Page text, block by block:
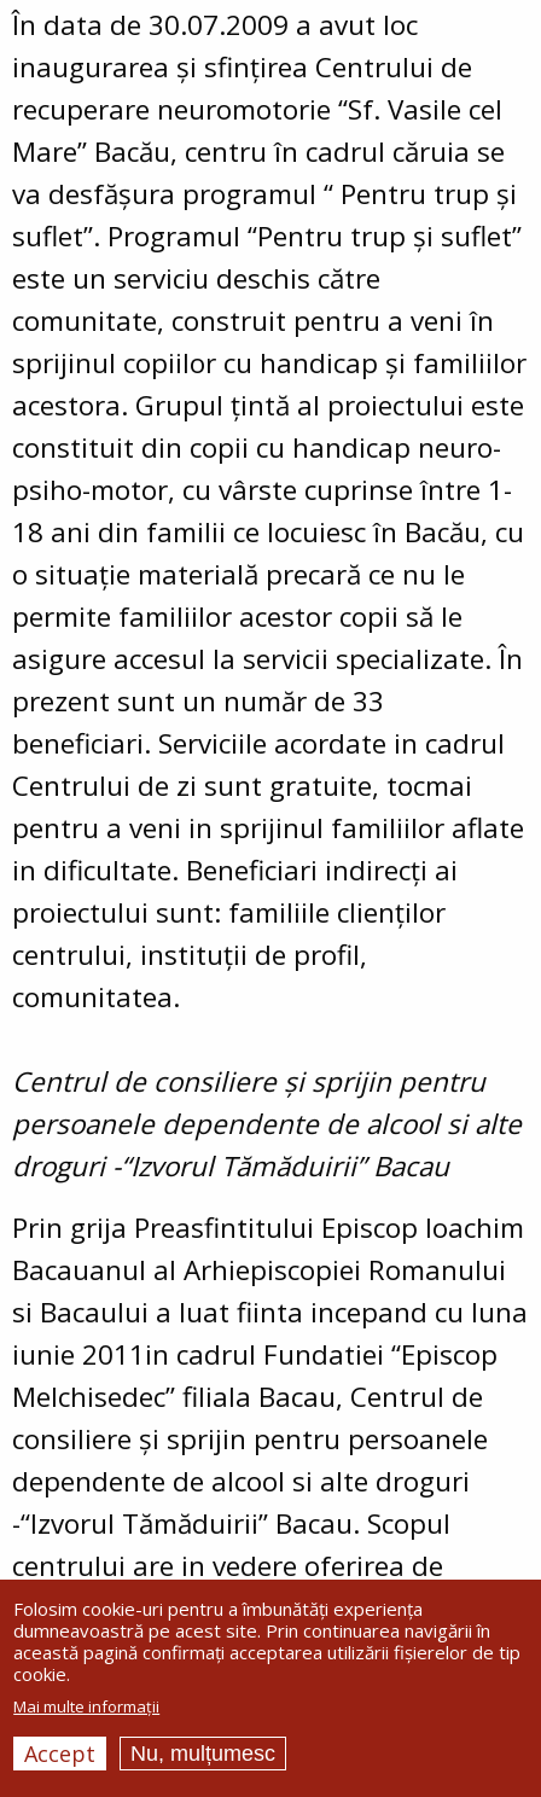
În data de 30.07.2009 a avut loc
inaugurarea şi sfinţirea Centrului de
recuperare neuromotorie “Sf. Vasile cel
Mare” Bacău, centru în cadrul căruia se
va desfăşura programul “ Pentru trup şi
suflet”. Programul “Pentru trup şi suflet”
este un serviciu deschis către
comunitate, construit pentru a veni în
sprijinul copiilor cu handicap şi familiilor
acestora. Grupul ţintă al proiectului este
constituit din copii cu handicap neuro-
psiho-motor, cu vârste cuprinse între 1-
18 ani din familii ce locuiesc în Bacău, cu
o situaţie materială precară ce nu le
permite familiilor acestor copii să le
asigure accesul la servicii specializate. În
prezent sunt un număr de 33
beneficiari. Serviciile acordate in cadrul
Centrului de zi sunt gratuite, tocmai
pentru a veni in sprijinul familiilor aflate
in dificultate. Beneficiari indirecţi ai
proiectului sunt: familiile clienţilor
centrului, instituţii de profil,
comunitatea.
Centrul de consiliere şi sprijin pentru
persoanele dependente de alcool si alte
droguri -“Izvorul Tămăduirii” Bacau
Prin grija Preasfintitului Episcop Ioachim
Bacauanul al Arhiepiscopiei Romanului
si Bacaului a luat fiinta incepand cu luna
iunie 2011in cadrul Fundatiei “Episcop
Melchisedec” filiala Bacau, Centrul de
consiliere şi sprijin pentru persoanele
dependente de alcool si alte droguri
-“Izvorul Tămăduirii” Bacau. Scopul
centrului are in vedere oferirea de
servicii pentru recuperarea si
reabilitarea persoanelor dependente de
alcool si alte droguri.
Serviciile complete cuprind:
Folosim cookie-uri pentru a îmbunătăți experiența
dumneavoastră pe acest site. Prin continuarea navigării în
această pagină confirmați acceptarea utilizării fișierelor de tip
cookie.
Mai multe informații
Accept Nu, mulțumesc